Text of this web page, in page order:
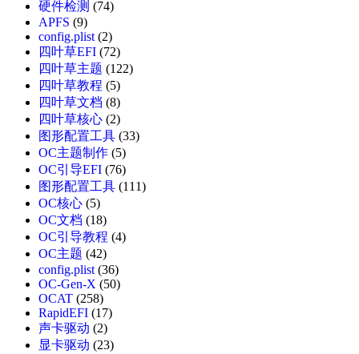
硬件检测 (74)
APFS (9)
config.plist(2)
四叶草EFI (72)
四叶草主题 (122)
四叶草教程 (5)
四叶草文档 (8)
四叶草核心 (2)
图形配置工具 (33)
OC主题制作 (5)
OC引导EFI (76)
图形配置工具 (111)
OC核心 (5)
OC文档 (18)
OC引导教程 (4)
OC主题 (42)
config.plist(36)
OC-Gen-X (50)
OCAT (258)
RapidEFI (17)
声卡驱动 (2)
显卡驱动 (23)